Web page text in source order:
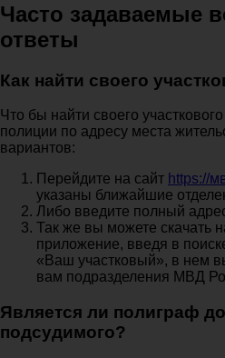
Часто задаваемые
ответы
Как найти своего
Что бы найти своего
полиции по адресу места
вариантов:
Перейдите на сайт https://
указаны ближайшие
Либо введите полный
Так же вы можете скачать
приложение, введя в
«Ваш участковый», в нем
вам подразделения МВД
Является ли полиграф
подсудимого?